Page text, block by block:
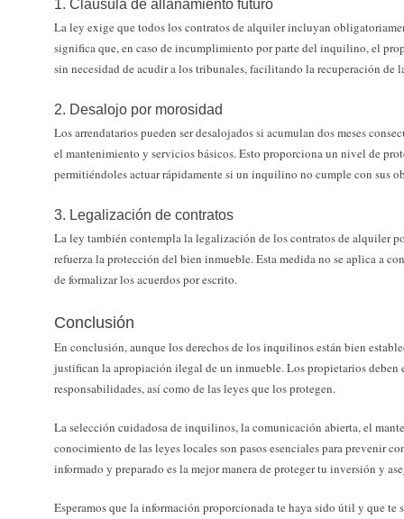
1. Cláusula de allanamiento futuro
La ley exige que todos los contratos de alquiler incluyan
significa que, en caso de incumplimiento por parte del inquilino, el
sin necesidad de acudir a los tribunales, facilitando la recuperación de
2. Desalojo por morosidad
Los arrendatarios pueden ser desalojados si acumulan dos meses
el mantenimiento y servicios básicos. Esto proporciona un nivel de
permitiéndoles actuar rápidamente si un inquilino no cumple con sus
3. Legalización de contratos
La ley también contempla la legalización de los contratos de alquiler
refuerza la protección del bien inmueble. Esta medida no se aplica a
de formalizar los acuerdos por escrito.
Conclusión
En conclusión, aunque los derechos de los inquilinos están bien
justifican la apropiación ilegal de un inmueble. Los propietarios deben
responsabilidades, así como de las leyes que los protegen.
La selección cuidadosa de inquilinos, la comunicación abierta, el
conocimiento de las leyes locales son pasos esenciales para prevenir
informado y preparado es la mejor manera de proteger tu inversión y
Esperamos que la información proporcionada te haya sido útil y que te